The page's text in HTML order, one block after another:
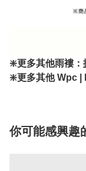
❇️更多其他雨褸：
❇️更多其他 Wpc |
你可能感興趣